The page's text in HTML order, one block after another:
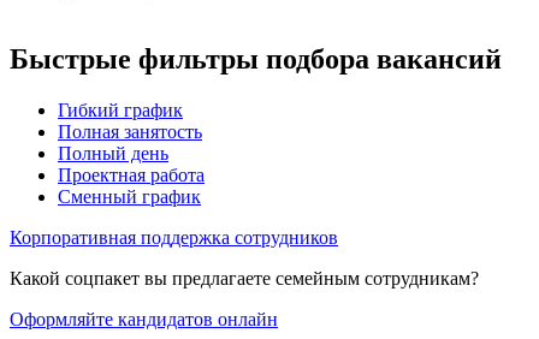
Быстрые фильтры подбора вакансий
Гибкий график
Полная занятость
Полный день
Проектная работа
Сменный график
Корпоративная поддержка сотрудников
Какой соцпакет вы предлагаете семейным сотрудникам?
Оформляйте кандидатов онлайн